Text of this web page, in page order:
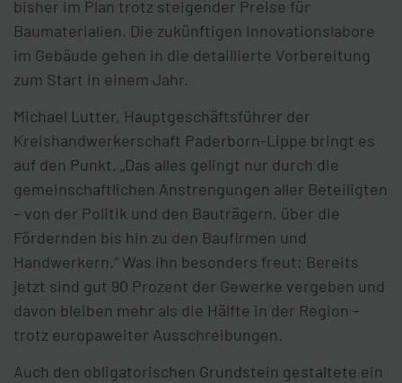
bisher im Plan trotz steigender Preise für
Baumaterialien. Die zukünftigen Innovationslabore
im Gebäude gehen in die detaillierte Vorbereitung
zum Start in einem Jahr.
Michael Lutter, Hauptgeschäftsführer der
Kreishandwerkerschaft Paderborn-Lippe bringt es
auf den Punkt. „Das alles gelingt nur durch die
gemeinschaftlichen Anstrengungen aller Beteiligten
– von der Politik und den Bauträgern, über die
Fördernden bis hin zu den Baufirmen und
Handwerkern.“ Was ihn besonders freut: Bereits
jetzt sind gut 90 Prozent der Gewerke vergeben und
davon bleiben mehr als die Hälfte in der Region –
trotz europaweiter Ausschreibungen.
Auch den obligatorischen Grundstein gestaltete ein